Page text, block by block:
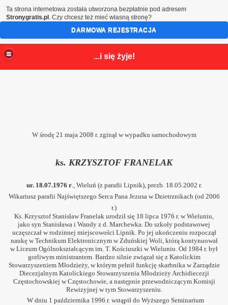
...i się żyje!
W środę 21 maja 2008 r. zginął w wypadku samochodowym
ks. KRZYSZTOF FRANELAK
ur. 18.07.1976 r., Wieluń (z parafii Lipnik), prezb. 18.05.2002 r.
Wikariusz parafii Najświętszego Serca Pana Jezusa w Dzietrznikach (od 2006
r.)
Ks. Krzysztof Stanisław Franelak urodził się 18 lipca 1976 r. w Wieluniu,
jako syn Stanisława i Wandy z d. Marchewka. Do szkoły podstawowej
uczęszczał w rodzinnej miejscowości Lipnik. Po jej ukończeniu rozpoczął
naukę w Technikum Elektronicznym w Zduńskiej Woli, którą kontynuował
w Liceum Ogólnokształcącym im. T. Kościuszki w Wieluniu. Od 1984 r. był
gorliwym ministrantem. Bardzo silnie związał się z Katolickim
Stowarzyszeniem Młodzieży, w którym pełnił funkcję skarbnika w Zarządzie
Diecezjalnym Katolickiego Stowarzyszenia Młodzieży Archidiecezji
Częstochowskiej w Częstochowie, a następnie przewodniczącym Komisji
Rewizyjnej w tym Stowarzyszeniu.
W dniu 1 października 1996 r. wstąpił do Wyższego Seminarium
Ta strona internetowa została utworzona bezpłatnie pod adresem
Stronygratis.pl . Czy chcesz też mieć własną stronę?
DARMOWA REJESTRACJA